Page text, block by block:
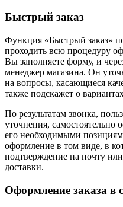
Быстрый заказ
Функция «Быстрый заказ»
проходить всю процедуру
Вы заполняете форму, и
менеджер магазина. Он
на вопросы, касающиеся
также подскажет о
По результатам звонка,
уточнения, самостоятельно
его необходимыми
оформление в том виде, в
подтверждение на почту
доставки.
Оформление заказа в